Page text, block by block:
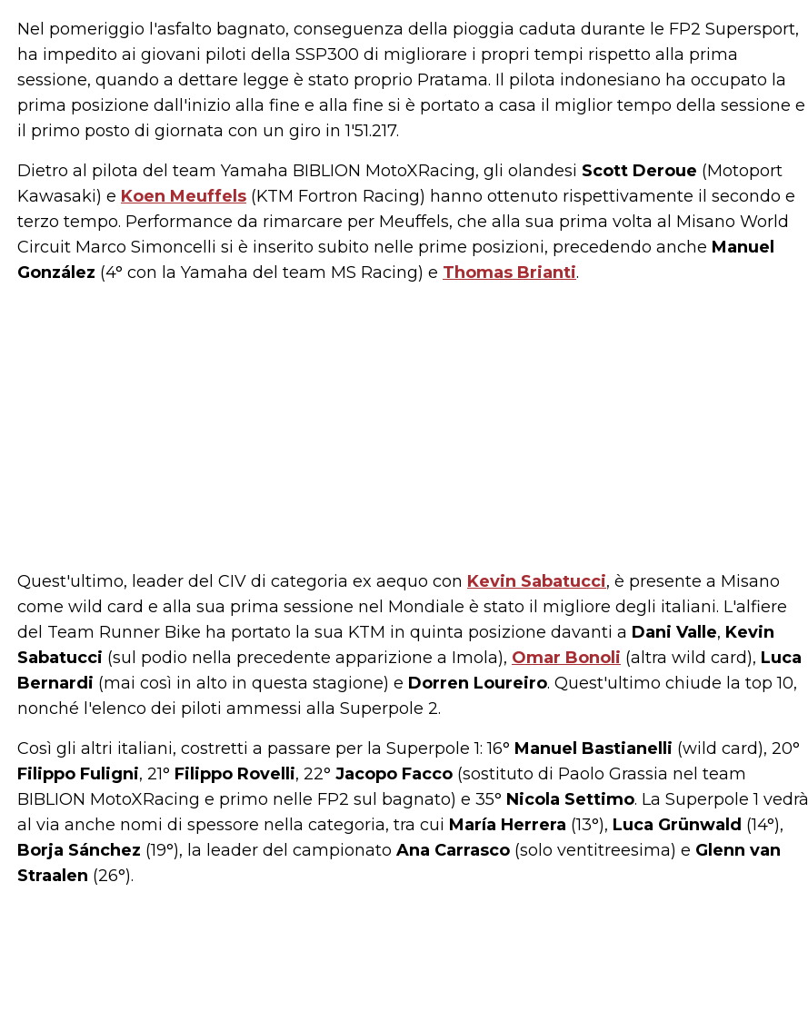
Nel pomeriggio l'asfalto bagnato, conseguenza della pioggia caduta durante le FP2 Supersport,
ha impedito ai giovani piloti della SSP300 di migliorare i propri tempi rispetto alla prima
sessione, quando a dettare legge è stato proprio Pratama. Il pilota indonesiano ha occupato la
prima posizione dall'inizio alla fine e alla fine si è portato a casa il miglior tempo della sessione e
il primo posto di giornata con un giro in 1'51.217.
Dietro al pilota del team Yamaha BIBLION MotoXRacing, gli olandesi Scott Deroue (Motoport
Kawasaki) e Koen Meuffels (KTM Fortron Racing) hanno ottenuto rispettivamente il secondo e
terzo tempo. Performance da rimarcare per Meuffels, che alla sua prima volta al Misano World
Circuit Marco Simoncelli si è inserito subito nelle prime posizioni, precedendo anche Manuel
González (4° con la Yamaha del team MS Racing) e Thomas Brianti.
Quest'ultimo, leader del CIV di categoria ex aequo con Kevin Sabatucci, è presente a Misano
come wild card e alla sua prima sessione nel Mondiale è stato il migliore degli italiani. L'alfiere
del Team Runner Bike ha portato la sua KTM in quinta posizione davanti a Dani Valle, Kevin
Sabatucci (sul podio nella precedente apparizione a Imola), Omar Bonoli (altra wild card), Luca
Bernardi (mai così in alto in questa stagione) e Dorren Loureiro. Quest'ultimo chiude la top 10,
nonché l'elenco dei piloti ammessi alla Superpole 2.
Così gli altri italiani, costretti a passare per la Superpole 1: 16° Manuel Bastianelli (wild card), 20°
Filippo Fuligni, 21° Filippo Rovelli, 22° Jacopo Facco (sostituto di Paolo Grassia nel team
BIBLION MotoXRacing e primo nelle FP2 sul bagnato) e 35° Nicola Settimo. La Superpole 1 vedrà
al via anche nomi di spessore nella categoria, tra cui María Herrera (13°), Luca Grünwald (14°),
Borja Sánchez (19°), la leader del campionato Ana Carrasco (solo ventitreesima) e Glenn van
Straalen (26°).